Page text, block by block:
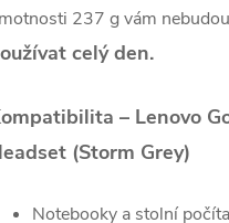
237 g vám
celý den.
– Lenovo
(Storm Grey)
Notebooky a stolní